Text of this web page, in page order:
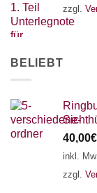
zzgl.
BELIEBT
40,00€
inkl.
zzgl.